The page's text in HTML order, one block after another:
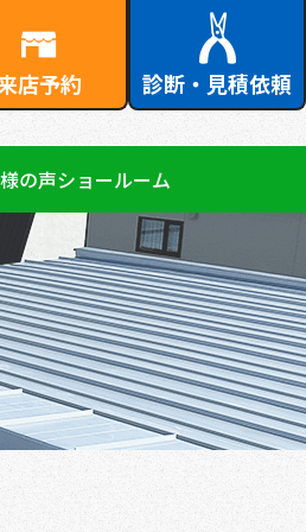
店予約 診断・見積依頼
の声ショールーム